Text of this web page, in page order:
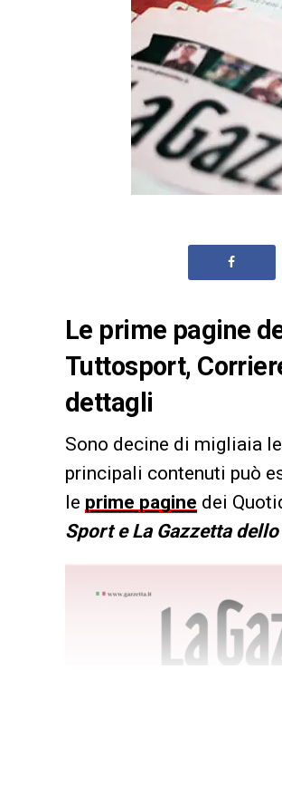
Le prime pagine
Tuttosport,
dettagli
Sono decine di migliaia
principali contenuti può
le prime pagine dei
Sport e La Gazzetta